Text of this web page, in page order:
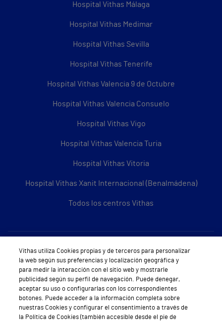
Hospital Vithas Málaga
Hospital Vithas Medimar
Hospital Vithas Sevilla
Hospital Vithas Tenerife
Hospital Vithas Valencia 9 de Octubre
Hospital Vithas Valencia Consuelo
Hospital Vithas Vigo
Hospital Vithas Valencia Turia
Hospital Vithas Vitoria
Hospital Vithas Xanit Internacional (Benalmádena)
Todos los centros Vithas
Sobre Vithas
Quiénes somos
Trabajar en Vithas
Teléfono Cita Médica
Vithas utiliza Cookies propias y de terceros para personalizar
la web según sus preferencias y localización geográfica y
para medir la interacción con el sitio web y mostrarle
publicidad según su perfil de navegación. Puede denegar,
aceptar su uso o configurarlas con los correspondientes
botones. Puede acceder a la información completa sobre
nuestras Cookies y configurar el consentimiento a través de
la Política de Cookies (también accesible desde el pie de